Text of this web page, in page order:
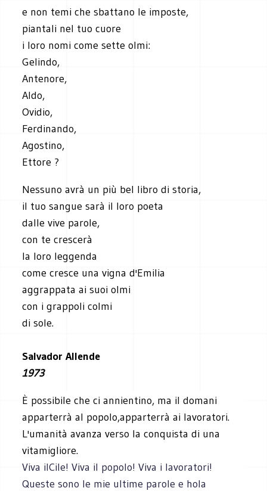
e non temi che sbattano le imposte,
piantali nel tuo cuore
i loro nomi come sette olmi:
Gelindo,
Antenore,
Aldo,
Ovidio,
Ferdinando,
Agostino,
Ettore ?
Nessuno avrà un più bel libro di storia,
il tuo sangue sarà il loro poeta
dalle vive parole,
con te crescerà
la loro leggenda
come cresce una vigna d'Emilia
aggrappata ai suoi olmi
con i grappoli colmi
di sole.
Salvador Allende
1973
È possibile che ci annientino, ma il domani
apparterrà al popolo,apparterrà ai lavoratori.
L'umanità avanza verso la conquista di una
vitamigliore.
Viva ilCile! Viva il popolo! Viva i lavoratori!
Queste sono le mie ultime parole e hola